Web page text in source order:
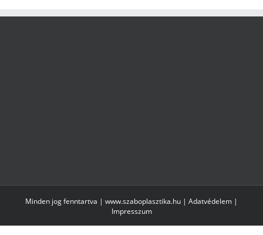
Minden jog fenntartva | www.szaboplasztika.hu | Adatvédelem |
Impresszum